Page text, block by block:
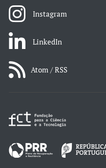
Instagram
LinkedIn
Atom / RSS